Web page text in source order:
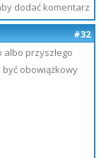
dodać komentarz
#32
albo przyszłego
obowiążkowy